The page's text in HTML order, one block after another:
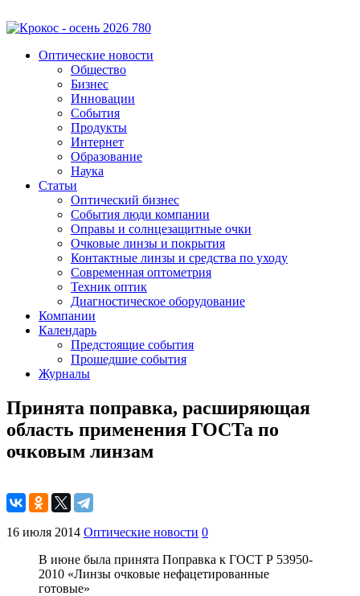
Оптические новости
Общество
Бизнес
Инновации
События
Продукты
Интернет
Образование
Наука
Статьи
Оптический бизнес
События люди компании
Оправы и солнцезащитные очки
Очковые линзы и покрытия
Контактные линзы и средства по уходу
Современная оптометрия
Техник оптик
Диагностическое оборудование
Компании
Календарь
Предстоящие события
Прошедшие события
Журналы
Принята поправка, расширяющая
область применения ГОСТа по
очковым линзам
16 июля 2014 Оптические новости 0
В июне была принята Поправка к ГОСТ Р 53950-
2010 «Линзы очковые нефацетированные
готовые»